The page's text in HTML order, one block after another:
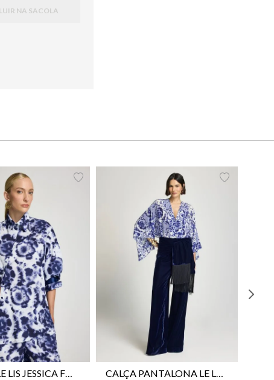
NA SACOLA
40 42 44 46
CAMISA LE LIS JESSICA FEMININA
34 36 38
CALÇA PANTALONA LE LIS SONIA FEMININA